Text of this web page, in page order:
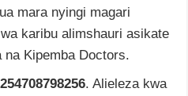
mara nyingi magari
karibu alimshauri asikate
na Kipemba Doctors.
. Alieleza kwa